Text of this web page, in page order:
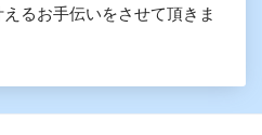
るお手伝いをさせて頂きま